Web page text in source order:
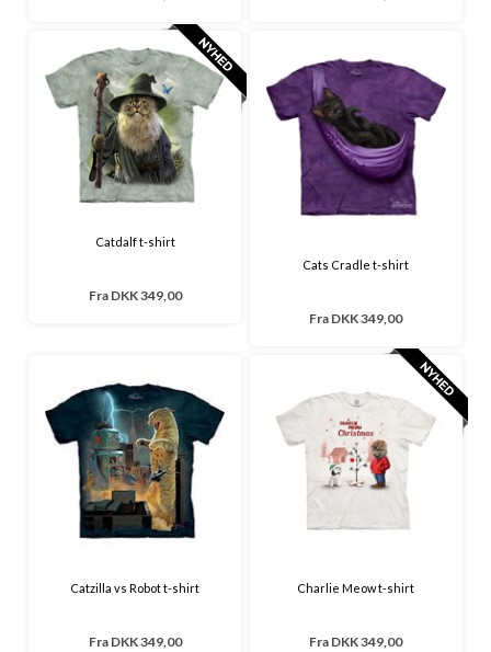
Catdalf t-shirt
Fra DKK 349,00
Cats Cradle t-shirt
Fra DKK 349,00
Catzilla vs Robot t-shirt
Fra DKK 349,00
Charlie Meow t-shirt
Fra DKK 349,00